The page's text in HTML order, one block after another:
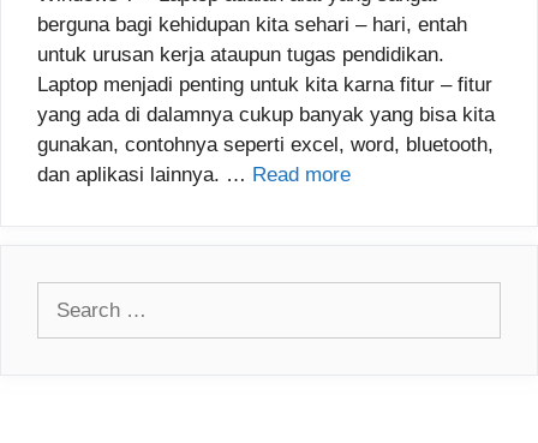
berguna bagi kehidupan kita sehari – hari, entah
untuk urusan kerja ataupun tugas pendidikan.
Laptop menjadi penting untuk kita karna fitur – fitur
yang ada di dalamnya cukup banyak yang bisa kita
gunakan, contohnya seperti excel, word, bluetooth,
dan aplikasi lainnya. … Read more